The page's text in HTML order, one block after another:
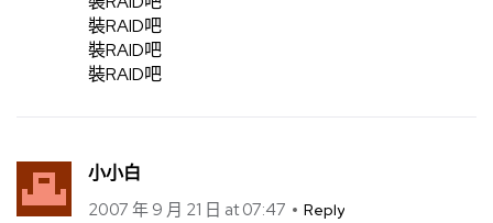
裝RAID吧
裝RAID吧
裝RAID吧
小小白
2007 年 9 月 21 日 at 07:47 Reply